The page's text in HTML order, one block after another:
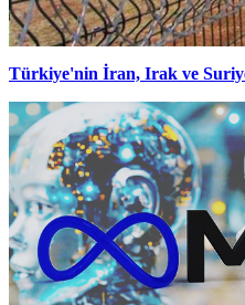
Türkiye'nin İran, Irak ve Suriye